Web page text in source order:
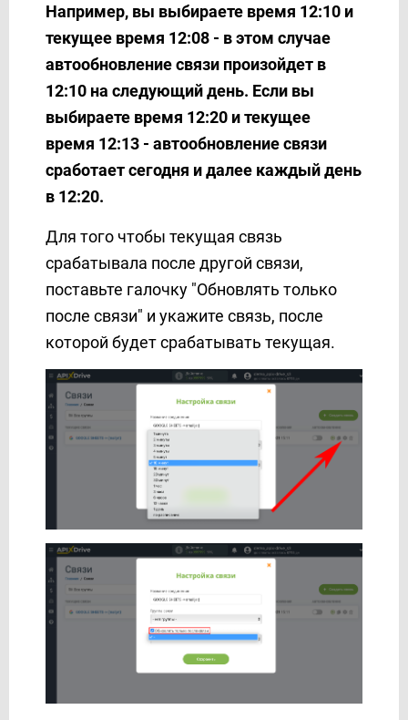
Например, вы выбираете время 12:10 и
текущее время 12:08 - в этом случае
автообновление связи произойдет в
12:10 на следующий день. Если вы
выбираете время 12:20 и текущее
время 12:13 - автообновление связи
сработает сегодня и далее каждый день
в 12:20.
Для того чтобы текущая связь
срабатывала после другой связи,
поставьте галочку "Обновлять только
после связи" и укажите связь, после
которой будет срабатывать текущая.